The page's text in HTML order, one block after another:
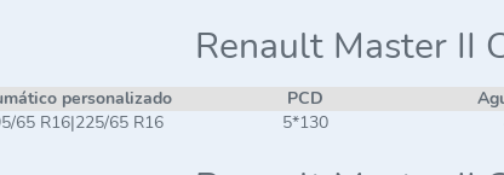
Renault Master II
personalizado PCD
65 R16|225/65 R16 5*130